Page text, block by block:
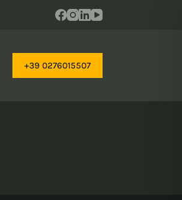
+39 0276015507